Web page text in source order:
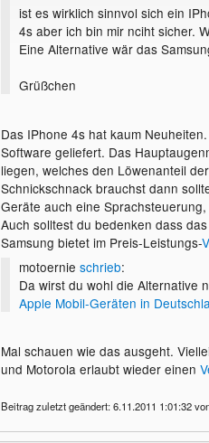
ist es wirklich sinnvol sich ein
4s aber ich bin mir nciht sicher.
Eine Alternative wär das
Grüßchen
Das IPhone 4s hat kaum
Software geliefert. Das
liegen, welches den Löwenanteil
Schnickschnack brauchst dann
Geräte auch eine
Auch solltest du bedenken dass
Samsung bietet im Preis-Leistungs-
motoernie schrieb:
Da wirst du wohl die Alternative
Apple Mobil-Geräten in
Mal schauen wie das ausgeht.
und Motorola erlaubt wieder einen
Beitrag zuletzt geändert: 6.11.2011 1:01:32